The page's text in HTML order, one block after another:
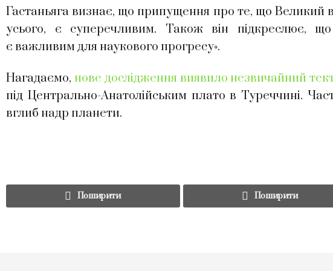
Гастаньяга визнає, що припущення про те, що Великий
усього, є суперечливим. Також він підкреслює,
є важливим для наукового прогресу».
Нагадаємо, нове дослідження виявило незвичайний
під Центрально-Анатолійським плато в Туреччині.
вглиб надр планети.
Поширити Поширити